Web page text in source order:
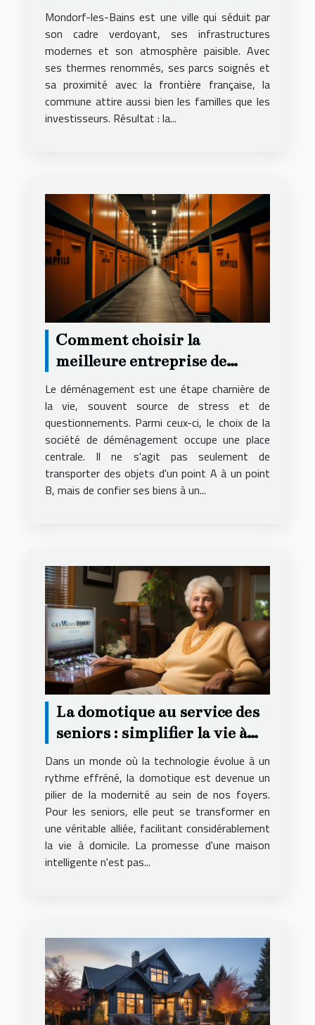
se tourner ?
Mondorf-les-Bains est une ville qui séduit par
son cadre verdoyant, ses infrastructures
modernes et son atmosphère paisible. Avec
ses thermes renommés, ses parcs soignés et
sa proximité avec la frontière française, la
commune attire aussi bien les familles que les
investisseurs. Résultat : la...
Comment choisir la
meilleure entreprise de
déménagement pour un
service local fiable et
économique
Le déménagement est une étape charnière de
la vie, souvent source de stress et de
questionnements. Parmi ceux-ci, le choix de la
société de déménagement occupe une place
centrale. Il ne s'agit pas seulement de
transporter des objets d'un point A à un point
B, mais de confier ses biens à un...
La domotique au service des
seniors : simplifier la vie à
domicile
Dans un monde où la technologie évolue à un
rythme effréné, la domotique est devenue un
pilier de la modernité au sein de nos foyers.
Pour les seniors, elle peut se transformer en
une véritable alliée, facilitant considérablement
la vie à domicile. La promesse d'une maison
intelligente n'est pas...